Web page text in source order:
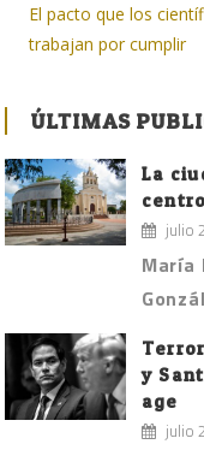
El pacto que los
trabajan por cumplir
ÚLTIMAS
La
centro
julio
María
y
age
julio